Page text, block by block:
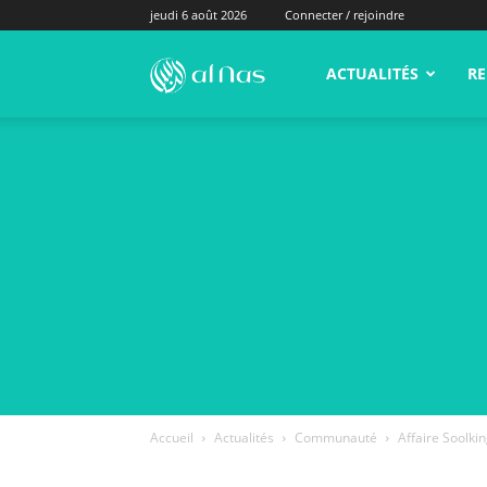
jeudi 6 août 2026 Connecter / rejoindre
alNas.fr ACTUALITÉS
Accueil Actualités Communauté Affaire